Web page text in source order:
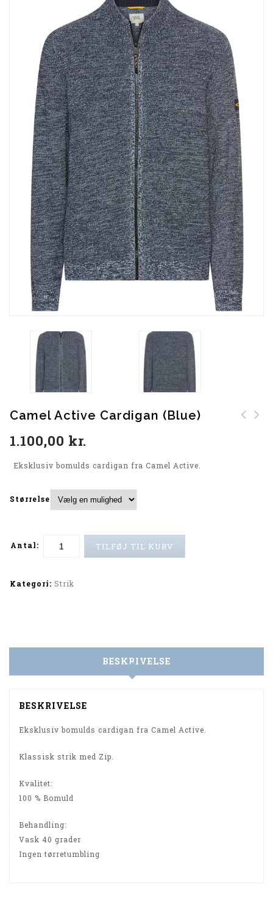
Camel Active Cardigan (Blue)
1.100,00 kr.
Eksklusiv bomulds cardigan fra Camel Active.
Størrelse
Antal: TILFØJ TIL KURV
Kategori: Strik
BESKRIVELSE
BESKRIVELSE
Eksklusiv bomulds cardigan fra Camel Active.
Klassisk strik med Zip.
Kvalitet:
100 % Bomuld
Behandling:
Vask 40 grader
Ingen tørretumbling